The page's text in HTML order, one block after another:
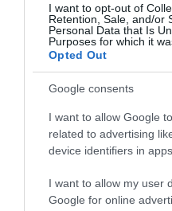
I want to opt-out of
Retention, Sale, and/or
Personal Data that Is
Purposes for which it
Opted Out
Google consents
I want to allow Google
related to advertising
device identifiers in apps.
I want to allow my user
Google for online
Eastern State Pen: Τα
διάσημη φυλακή –
και οι
Στη Γαλλική
μπικίνι που